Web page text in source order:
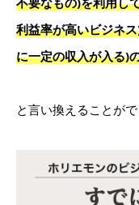
利益率が高いビジネ
に一定の収入が入る)
と言い換えることがで